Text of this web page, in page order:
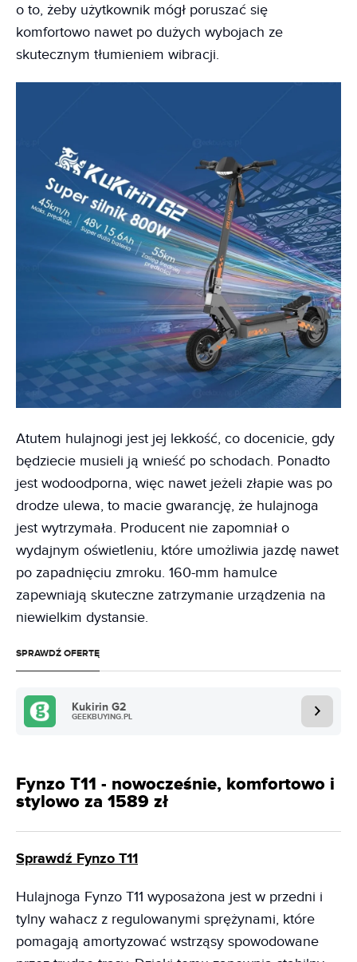
o to, żeby użytkownik mógł poruszać się
komfortowo nawet po dużych wybojach ze
skutecznym tłumieniem wibracji.
Atutem hulajnogi jest jej lekkość, co docenicie, gdy
będziecie musieli ją wnieść po schodach. Ponadto
jest wodoodporna, więc nawet jeżeli złapie was po
drodze ulewa, to macie gwarancję, że hulajnoga
jest wytrzymała. Producent nie zapomniał o
wydajnym oświetleniu, które umożliwia jazdę nawet
po zapadnięciu zmroku. 160-mm hamulce
zapewniają skuteczne zatrzymanie urządzenia na
niewielkim dystansie.
SPRAWDŹ OFERTĘ
Kukirin G2
GEEKBUYING.PL
Fynzo T11 - nowocześnie, komfortowo i
stylowo za 1589 zł
Sprawdź Fynzo T11
Hulajnoga Fynzo T11 wyposażona jest w przedni i
tylny wahacz z regulowanymi sprężynami, które
pomagają amortyzować wstrząsy spowodowane